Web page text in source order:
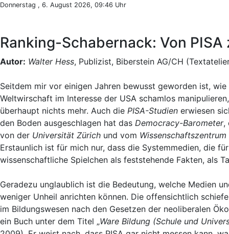
Donnerstag , 6. August 2026, 09:46 Uhr
Ranking-Schabernack: Von
Autor: Walter Hess, Publizist, Biberstein AG/CH
Seitdem mir vor einigen Jahren bewusst geworden ist,
Weltwirschaft im Interesse der USA schamlos
überhaupt nichts mehr. Auch die PISA-Studien erwiesen
den Boden ausgeschlagen hat das Democracy-Barometer,
von der Universität Zürich und vom Wissenschaftszentrum
Erstaunlich ist für mich nur, dass die Systemmedien, die
wissenschaftliche Spielchen als feststehende Fakten, als
Geradezu unglaublich ist die Bedeutung, welche Medien
weniger Unheil anrichten können. Die offensichtlich
im Bildungswesen nach den Gesetzen der neoliberalen
ein Buch unter dem Titel „Ware Bildung (Schule und